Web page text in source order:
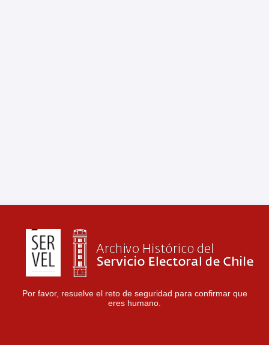
Por favor, resuelve el reto de seguridad para confirmar que
eres humano.